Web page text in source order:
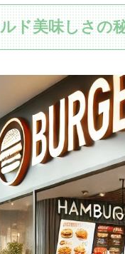
ド美味しさの